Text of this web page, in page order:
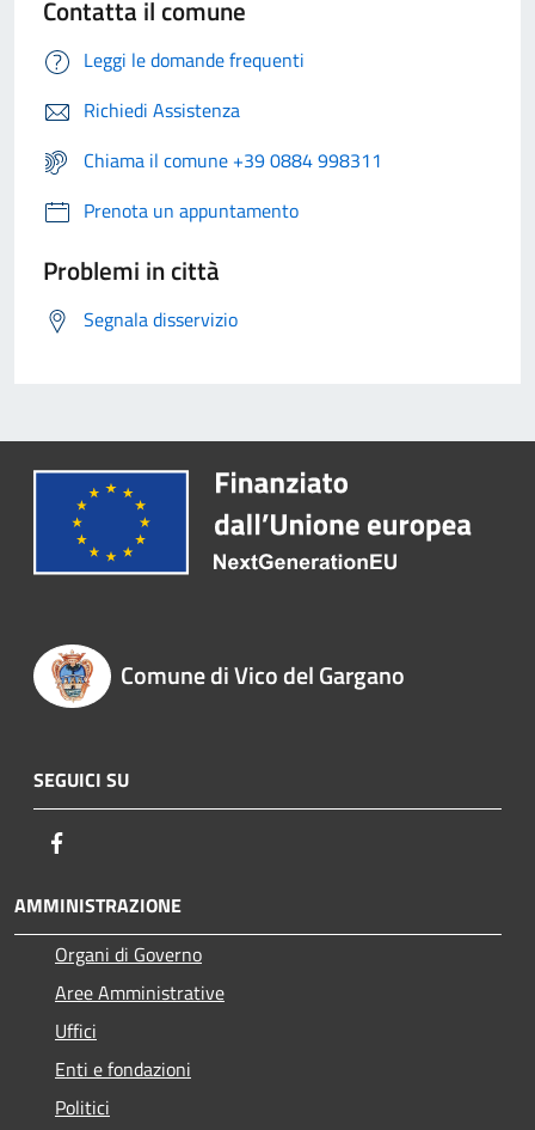
Contatta il comune
Leggi le domande frequenti
Richiedi Assistenza
Chiama il comune +39 0884 998311
Prenota un appuntamento
Problemi in città
Segnala disservizio
Comune di Vico del Gargano
SEGUICI SU
AMMINISTRAZIONE
Organi di Governo
Aree Amministrative
Uffici
Enti e fondazioni
Politici